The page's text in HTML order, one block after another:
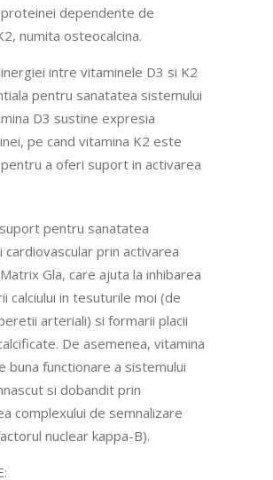
dependente de
numita osteocalcina.
intre vitaminele D3 si K2
pentru sanatatea sistemului
D3 sustine expresia
pe cand vitamina K2 este
a oferi suport in activarea
pentru sanatatea
cardiovascular prin activarea
Gla, care ajuta la inhibarea
calciului in tesuturile moi (de
arteriali) si formarii placii
De asemenea, vitamina
buna functionare a sistemului
si dobandit prin
complexului de semnalizare
nuclear kappa-B).